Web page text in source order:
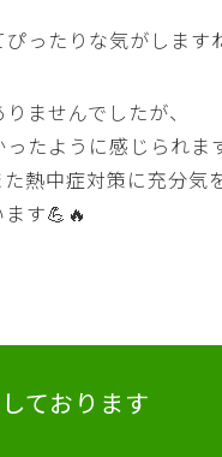
ったりな気がします
ませんでしたが、
たように感じられます
熱中症対策に充分気
す💪🔥
ております